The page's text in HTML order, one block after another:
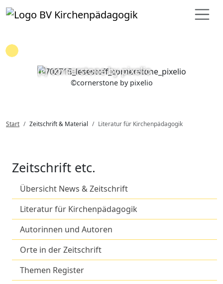
Loading...
©cornerstone by pixelio
(c) cornerstone by pixelio
Start Zeitschrift & Material Literatur für Kirchenpädagogik
Zeitschrift etc.
Übersicht News & Zeitschrift
Literatur für Kirchenpädagogik
Autorinnen und Autoren
Orte in der Zeitschrift
Themen Register